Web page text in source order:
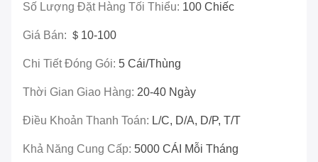
Số Lượng Đặt Hàng Tối Thiểu: 100 Chiếc
Giá Bán: ＄10-100
Chi Tiết Đóng Gói: 5 Cái/thùng
Thời Gian Giao Hàng: 20-40 Ngày
Điều Khoản Thanh Toán: L/C, D/A, D/P, T/T
Khả Năng Cung Cấp: 5000 CÁI Mỗi Tháng